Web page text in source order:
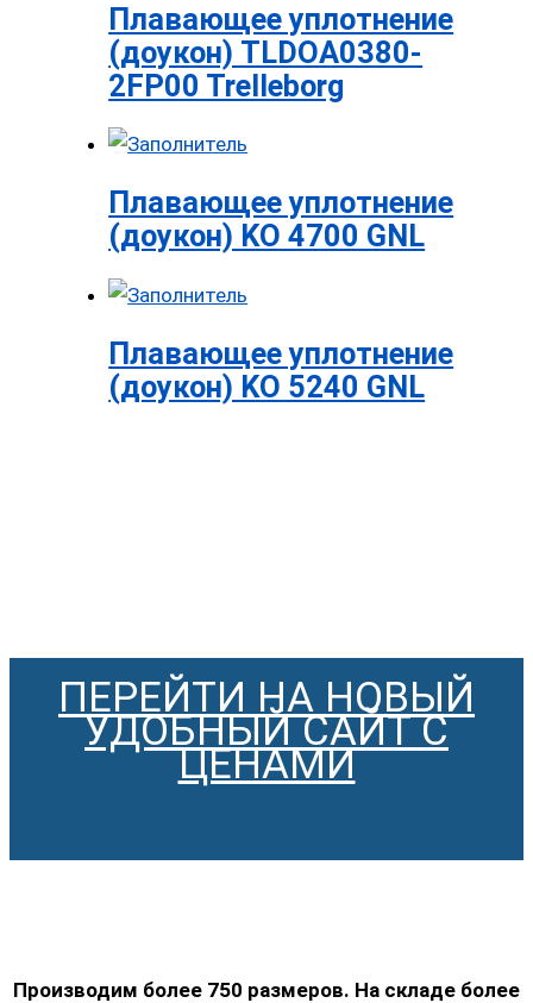
Плавающее уплотнение
(доукон) TLDOA0380-
2FP00 Trelleborg
Плавающее уплотнение
(доукон) KO 4700 GNL
Плавающее уплотнение
(доукон) KO 5240 GNL
ПЕРЕЙТИ НА НОВЫЙ
УДОБНЫЙ САЙТ С
ЦЕНАМИ
Производим более 750 размеров. На складе более